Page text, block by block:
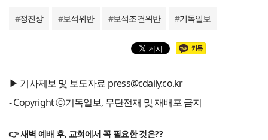
#정진상 #보석위반 #보석조건위반 #기독일보
▶ 기사제보 및 보도자료 press@cdaily.co.kr
- Copyright ⓒ기독일보, 무단전재 및 재배포 금지
👉 새벽 예배 후, 교회에서 꼭 필요한 것은??